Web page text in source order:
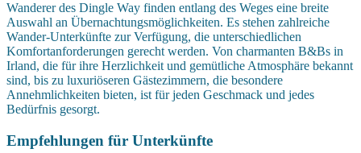
Wanderer des Dingle Way finden entlang des Weges eine breite
Auswahl an Übernachtungsmöglichkeiten. Es stehen zahlreiche
Wander-Unterkünfte zur Verfügung, die unterschiedlichen
Komfortanforderungen gerecht werden. Von charmanten B&Bs in
Irland, die für ihre Herzlichkeit und gemütliche Atmosphäre bekannt
sind, bis zu luxuriöseren Gästezimmern, die besondere
Annehmlichkeiten bieten, ist für jeden Geschmack und jedes
Bedürfnis gesorgt.
Empfehlungen für Unterkünfte